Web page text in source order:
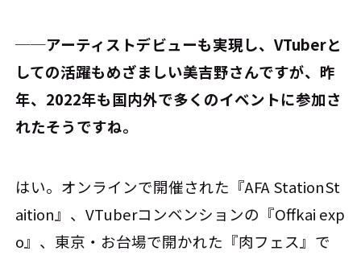
──アーティストデビューも実現し、VTuberと
しての活躍もめざましい美吉野さんですが、昨
年、2022年も国内外で多くのイベントに参加さ
れたそうですね。
はい。オンラインで開催された『AFA StationSt
aition』、VTuberコンベンションの『Offkai exp
o』、東京・お台場で開かれた『肉フェス』で